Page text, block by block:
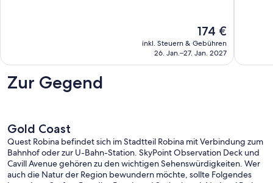
Der
Preis
beträgt
174 €
inkl. Steuern & Gebühren
26. Jan.–27. Jan. 2027
Zur Gegend
Gold Coast
Quest Robina befindet sich im Stadtteil Robina mit Verbindung zum
Bahnhof oder zur U-Bahn-Station. SkyPoint Observation Deck und
Cavill Avenue gehören zu den wichtigen Sehenswürdigkeiten. Wer
auch die Natur der Region bewundern möchte, sollte Folgendes